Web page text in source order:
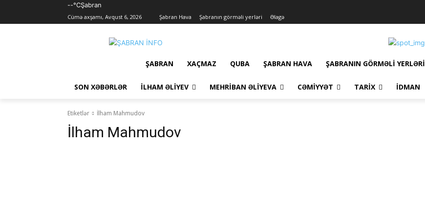
--°CŞabran
Cümə axşamı, Avqust 6, 2026 Şabran Hava Şabranın görməli yerləri Əlagə
ŞABRAN XAÇMAZ QUBA ŞABRAN HAVA ŞABRANIN GÖRMƏLI YERLƏRI
SON XƏBƏRLƏR İLHAM ƏLIYEV MEHRIBAN ƏLIYEVA CƏMIYYƏT TARIX İDMAN
Etiketlər İlham Mahmudov
İlham Mahmudov